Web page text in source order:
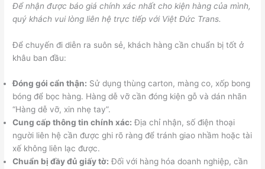
Để nhận được báo giá chính xác nhất cho kiện hàng của mình,
quý khách vui lòng liên hệ trực tiếp với Việt Đức Trans.
Để chuyến đi diễn ra suôn sẻ, khách hàng cần chuẩn bị tốt ở
khâu ban đầu:
Đóng gói cẩn thận: Sử dụng thùng carton, màng co, xốp bong
bóng để bọc hàng. Hàng dễ vỡ cần đóng kiện gỗ và dán nhãn
“Hàng dễ vỡ, xin nhẹ tay”.
Cung cấp thông tin chính xác: Địa chỉ nhận, số điện thoại
người liên hệ cần được ghi rõ ràng để tránh giao nhầm hoặc tài
xế không liên lạc được.
Chuẩn bị đầy đủ giấy tờ: Đối với hàng hóa doanh nghiệp, cần